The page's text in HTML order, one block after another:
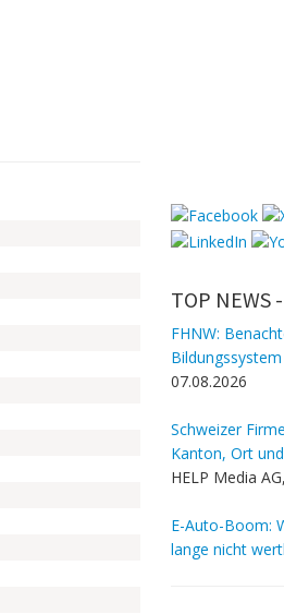
TOP NEWS -
FHNW:
Bildungssystem
07.08.2026
Schweizer
Kanton, Ort
HELP Media
E-Auto-Boom:
lange nicht